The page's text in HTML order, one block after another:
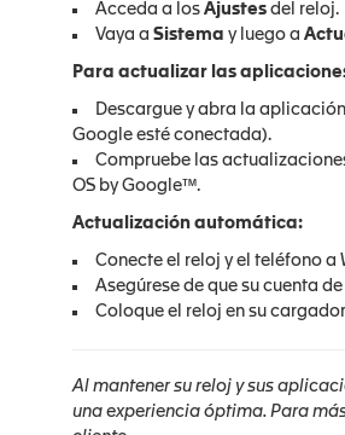
Acceda a los Ajustesdel reloj.
Vaya a Sistema y luego a
Para actualizar las
Descargue y abra la aplicación
Google esté conectada).
Compruebe las
OS by Google™.
Actualización automática:
Conecte el reloj y el teléfono a
Asegúrese de que su cuenta
Coloque el reloj en su
Al mantener su reloj y sus
una experiencia óptima. Para